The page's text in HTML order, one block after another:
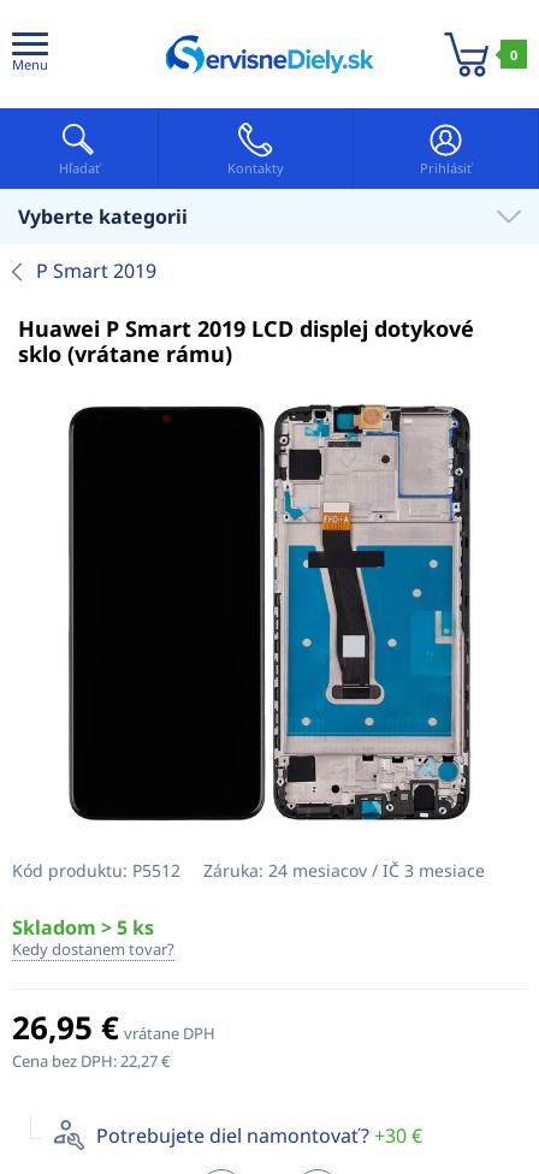
Menu
0
Hľadať Kontakty Prihlásiť
Vyberte kategorii
P Smart 2019
Huawei P Smart 2019 LCD displej dotykové
sklo (vrátane rámu)
Kód produktu: P5512 Záruka: 24 mesiacov / IČ 3 mesiace
Skladom > 5 ks
Kedy dostanem tovar?
26,95 € vrátane DPH
Cena bez DPH:22,27 €
Potrebujete diel namontovať?+30 €